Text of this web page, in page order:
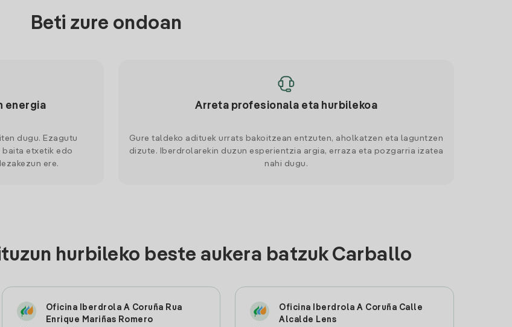
Beti zure ondoan
energia
dugu. Ezagutu
baita etxetik edo
ere.
Arreta profesionala eta hurbilekoa
Gure taldeko adituek urrats bakoitzean entzuten, aholkatzen eta laguntzen
dizute. Iberdrolarekin duzun esperientzia argia, erraza eta pozgarria izatea
nahi dugu.
hurbileko beste aukera batzuk Carballo
Oficina Iberdrola A Coruña Rua
Enrique Mariñas Romero
Oficina Iberdrola A Coruña Calle
Alcalde Lens